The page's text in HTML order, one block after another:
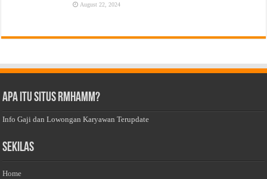
August 22, 2024
Apa Itu Situs Rmhamm?
Info Gaji dan Lowongan Karyawan Terupdate
Sekilas
Home